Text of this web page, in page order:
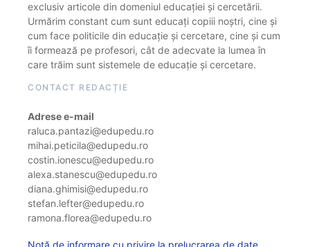
exclusiv articole din domeniul educației și cercetării.
Urmărim constant cum sunt educați copiii noștri, cine și
cum face politicile din educație și cercetare, cine și cum
îi formează pe profesori, cât de adecvate la lumea în
care trăim sunt sistemele de educație și cercetare.
CONTACT REDACȚIE
Adrese e-mail
raluca.pantazi@edupedu.ro
mihai.peticila@edupedu.ro
costin.ionescu@edupedu.ro
alexa.stanescu@edupedu.ro
diana.ghimisi@edupedu.ro
stefan.lefter@edupedu.ro
ramona.florea@edupedu.ro